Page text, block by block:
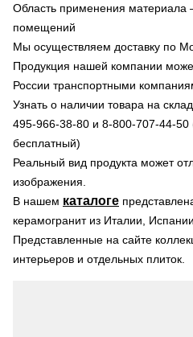
Область применения материала
помещений
Мы осуществляем доставку по
Продукция нашей компании
России транспортными
Узнать о наличии товара на
495-966-38-80 и 8-800-707-44-50
бесплатный)
Реальный вид продукта может
изображения.
В нашем каталоге
керамогранит из Италии,
Представленные на сайте
интерьеров и отдельных плиток.